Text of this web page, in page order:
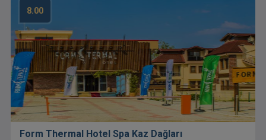
8.00
Form Thermal Hotel Spa Kaz Dağları